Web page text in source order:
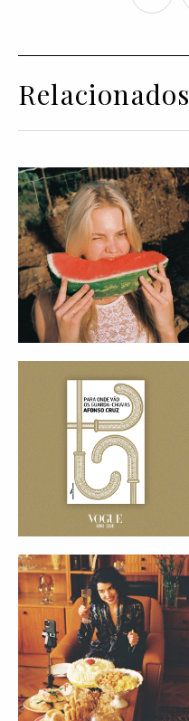
Relacionados